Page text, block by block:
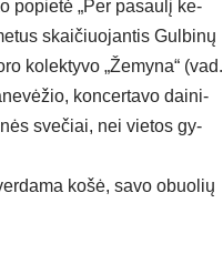
po­pie­tė „Per pa­sau­lį ke­
skai­čiuo­jan­tis Gul­bi­nų
ko­lek­ty­vo „Že­my­na“ (vad.
kon­cer­ta­vo dai­ni­
sve­čiai, nei vie­tos gy­
ko­šė, sa­vo obuo­lių